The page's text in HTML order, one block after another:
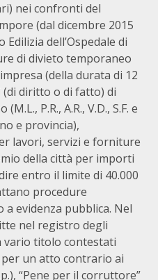
nei confronti del
(dal dicembre 2015
Edilizia dell’Ospedale di
di divieto temporaneo
(della durata di 12
(di diritto o di fatto) di
P.R., A.R., V.D., S.F. e
e provincia),
lavori, servizi e forniture
della città per importi
entro il limite di 40.000
procedure
evidenza pubblica. Nel
nel registro degli
vario titolo contestati
un atto contrario ai
“Pene per il corruttore”